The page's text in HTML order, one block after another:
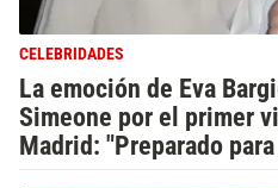
CELEBRIDADES
La emoción de Eva
Simeone por el primer
Madrid: "Preparado